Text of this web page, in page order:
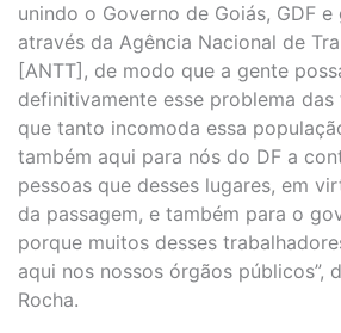
unindo o Governo de Goiás, GDF
através da Agência Nacional de
[ANTT], de modo que a gente
definitivamente esse problema
que tanto incomoda essa
também aqui para nós do DF a
pessoas que desses lugares, em
da passagem, e também para o
porque muitos desses
aqui nos nossos órgãos públicos”,
Rocha.